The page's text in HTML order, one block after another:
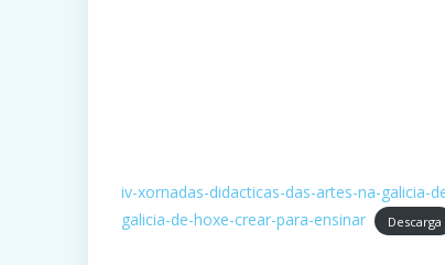
iv-xornadas-didacticas-das-artes-na-galicia-
galicia-de-hoxe-crear-para-ensinar
Descarga